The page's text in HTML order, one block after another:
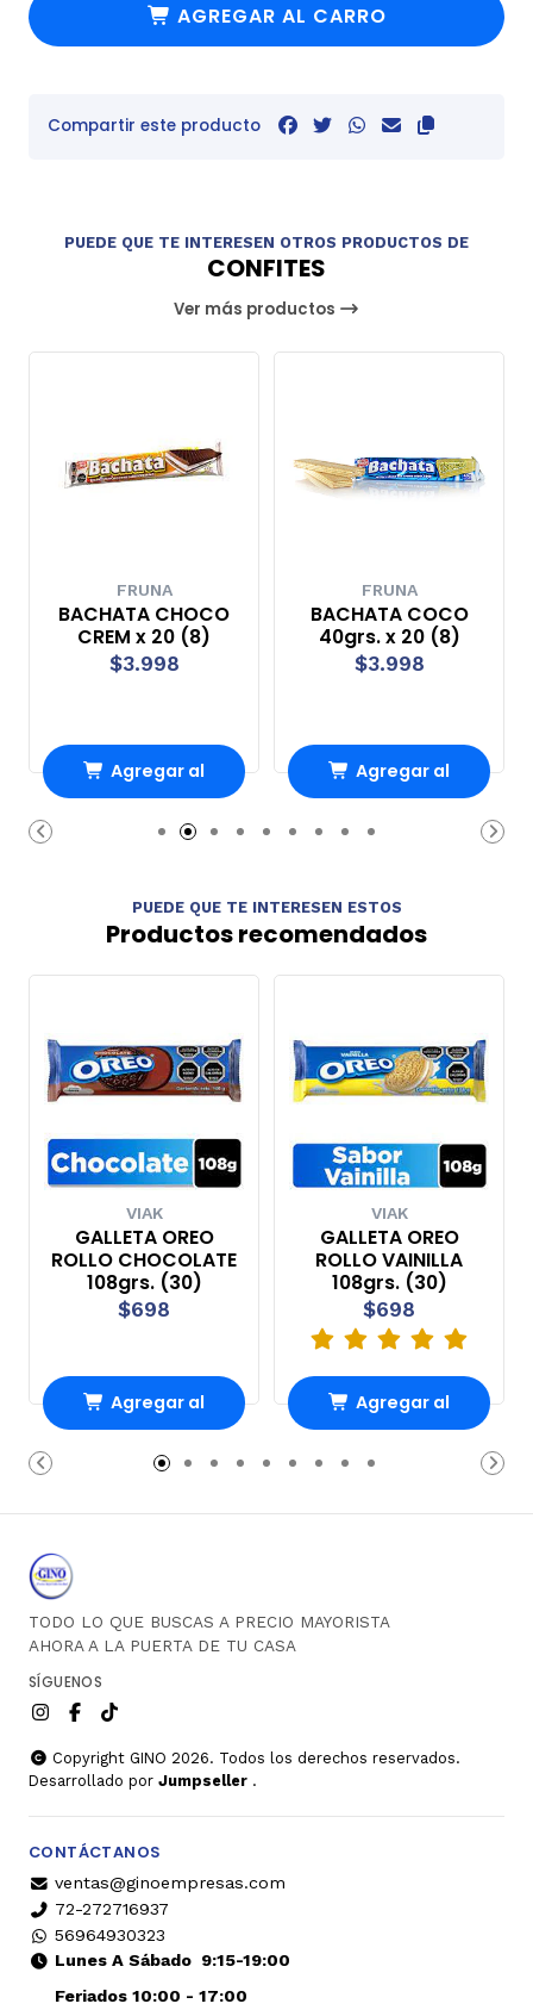
AGREGAR AL CARRO
Compartir este producto
PUEDE QUE TE INTERESEN OTROS PRODUCTOS DE
CONFITES
Ver más productos
FRUNA
BACHATA CHOCO
CREM x 20 (8)
$3.998
Agregar al
carrito
FRUNA
BACHATA COCO
40grs. x 20 (8)
$3.998
Agregar al
carrito
PUEDE QUE TE INTERESEN ESTOS
Productos recomendados
VIAK
GALLETA OREO
ROLLO CHOCOLATE
108grs. (30)
$698
Agregar al
carrito
VIAK
GALLETA OREO
ROLLO VAINILLA
108grs. (30)
$698
Agregar al
carrito
TODO LO QUE BUSCAS A PRECIO MAYORISTA
AHORA A LA PUERTA DE TU CASA
SÍGUENOS
Copyright GINO 2026. Todos los derechos reservados.
Desarrollado por Jumpseller .
CONTÁCTANOS
ventas@ginoempresas.com
72-272716937
56964930323
Lunes A Sábado9:15-19:00
Feriados 10:00 - 17:00